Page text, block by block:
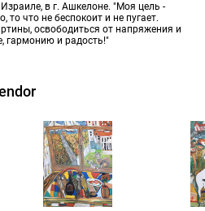
в г. Ашкелоне. "Моя цель -
то что не беспокоит и не пугает.
освободиться от напряжения и
гармонию и радость!"